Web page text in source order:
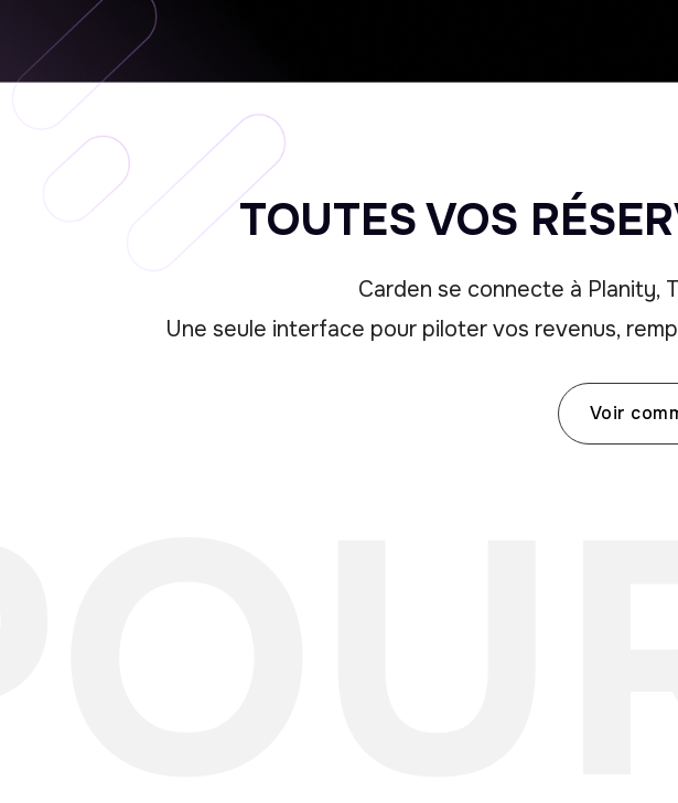
TOUTES VOS
Carden se connecte à Planity,
Une seule interface pour piloter vos revenus,
Voir